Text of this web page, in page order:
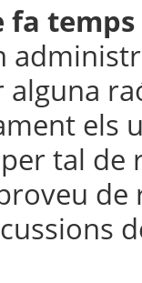
els
tal de